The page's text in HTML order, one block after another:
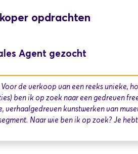
opdrachten
Agent gezocht
de verkoop van een reeks unieke,
ben ik op zoek naar een gedreven
verhaalgedreven kunstwerken van
Naar wie ben ik op zoek? Je